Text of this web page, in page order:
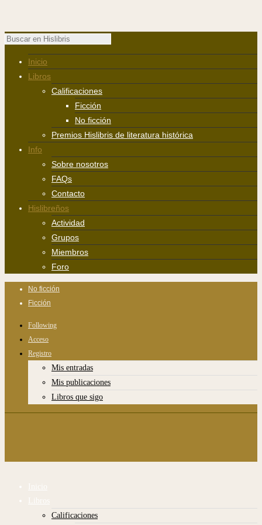
Inicio
Libros
Calificaciones
Ficción
No ficción
Premios Hislibris de literatura histórica
Info
Sobre nosotros
FAQs
Contacto
Hislibreños
Actividad
Grupos
Miembros
Foro
No ficción
Ficción
Following
Acceso
Registro
Mis entradas
Mis publicaciones
Libros que sigo
Inicio
Libros
Calificaciones